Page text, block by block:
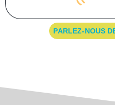
PARLEZ-NOUS